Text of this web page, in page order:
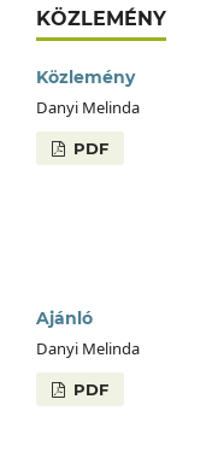
KÖZLEMÉNY
Közlemény
Danyi Melinda
PDF
Ajánló
Danyi Melinda
PDF